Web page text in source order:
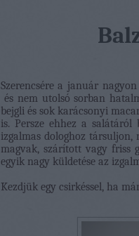
Szerencsére a január
és nem utolsó sorban
bejgli és sok karácsonyi
is. Persze ehhez a
izgalmas dologhoz
magvak, szárított vagy friss
egyik nagy küldetése az
Kezdjük egy csirkéssel, ha